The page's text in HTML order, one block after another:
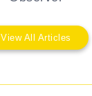
View All Articles